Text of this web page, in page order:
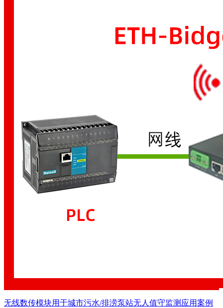
无线数传模块用于城市污水/排涝泵站无人值守监测应用案例